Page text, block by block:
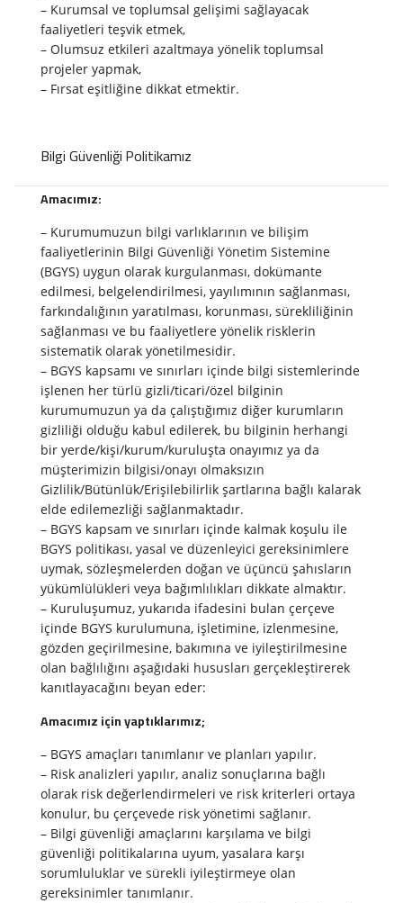
– Kurumsal ve toplumsal gelişimi sağlayacak
faaliyetleri teşvik etmek,
– Olumsuz etkileri azaltmaya yönelik toplumsal
projeler yapmak,
– Fırsat eşitliğine dikkat etmektir.
Bilgi Güvenliği Politikamız
Amacımız:
– Kurumumuzun bilgi varlıklarının ve bilişim
faaliyetlerinin Bilgi Güvenliği Yönetim Sistemine
(BGYS) uygun olarak kurgulanması, dokümante
edilmesi, belgelendirilmesi, yayılımının sağlanması,
farkındalığının yaratılması, korunması, sürekliliğinin
sağlanması ve bu faaliyetlere yönelik risklerin
sistematik olarak yönetilmesidir.
– BGYS kapsamı ve sınırları içinde bilgi sistemlerinde
işlenen her türlü gizli/ticari/özel bilginin
kurumumuzun ya da çalıştığımız diğer kurumların
gizliliği olduğu kabul edilerek, bu bilginin herhangi
bir yerde/kişi/kurum/kuruluşta onayımız ya da
müşterimizin bilgisi/onayı olmaksızın
Gizlilik/Bütünlük/Erişilebilirlik şartlarına bağlı kalarak
elde edilemezliği sağlanmaktadır.
– BGYS kapsam ve sınırları içinde kalmak koşulu ile
BGYS politikası, yasal ve düzenleyici gereksinimlere
uymak, sözleşmelerden doğan ve üçüncü şahısların
yükümlülükleri veya bağımlılıkları dikkate almaktır.
– Kuruluşumuz, yukarıda ifadesini bulan çerçeve
içinde BGYS kurulumuna, işletimine, izlenmesine,
gözden geçirilmesine, bakımına ve iyileştirilmesine
olan bağlılığını aşağıdaki hususları gerçekleştirerek
kanıtlayacağını beyan eder:
Amacımız için yaptıklarımız;
– BGYS amaçları tanımlanır ve planları yapılır.
– Risk analizleri yapılır, analiz sonuçlarına bağlı
olarak risk değerlendirmeleri ve risk kriterleri ortaya
konulur, bu çerçevede risk yönetimi sağlanır.
– Bilgi güvenliği amaçlarını karşılama ve bilgi
güvenliği politikalarına uyum, yasalara karşı
sorumluluklar ve sürekli iyileştirmeye olan
gereksinimler tanımlanır.